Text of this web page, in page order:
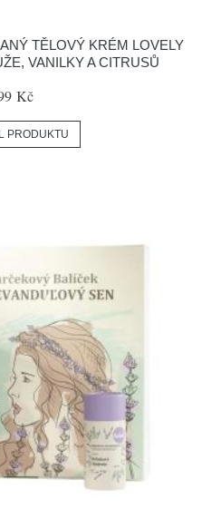
TĚLOVÝ KRÉM LOVELY
VANILKY A CITRUSŮ
Kč
PRODUKTU